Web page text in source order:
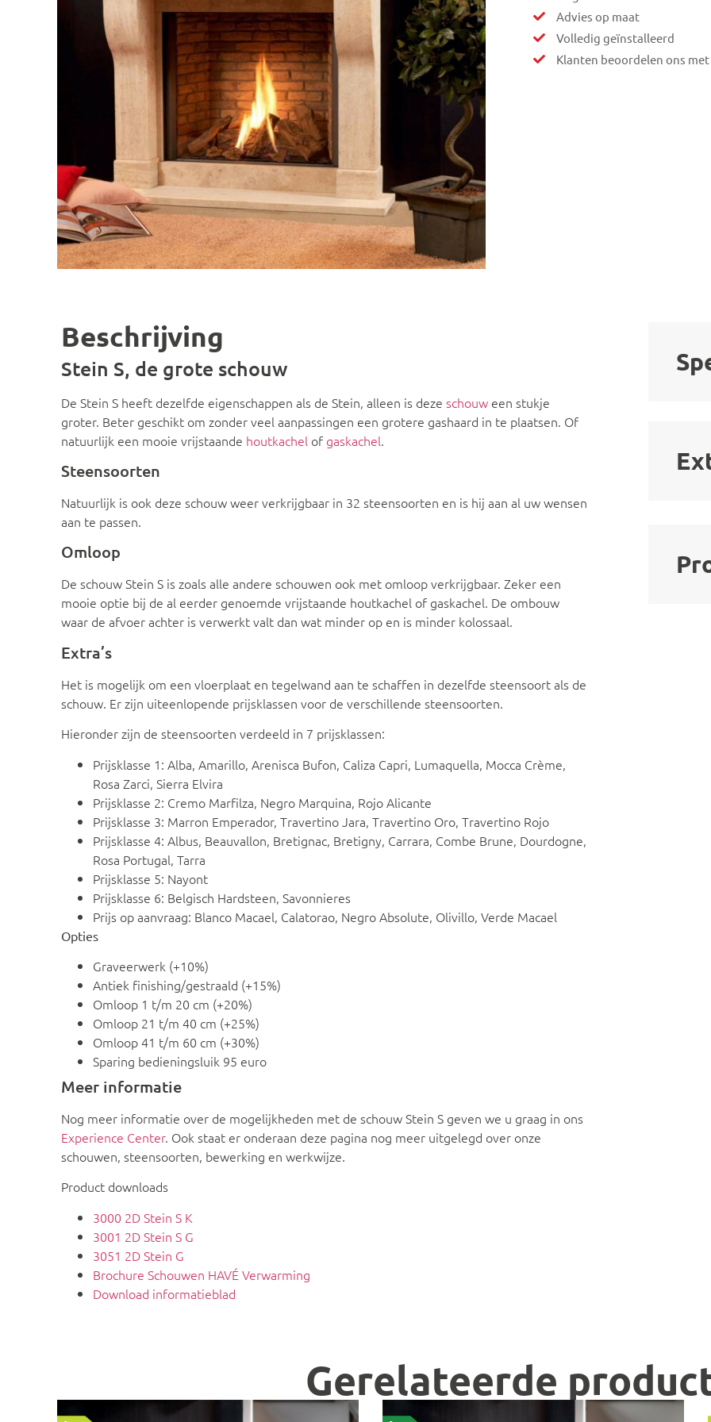
Advies op maat
Volledig geïnstalleerd
Klanten beoordelen ons
Beschrijving
Stein S, de grote schouw
De Stein S heeft dezelfde eigenschappen als de Stein, alleen is deze schouw een stukje
groter. Beter geschikt om zonder veel aanpassingen een grotere gashaard in te plaatsen. Of
natuurlijk een mooie vrijstaande houtkachel of gaskachel.
Steensoorten
Natuurlijk is ook deze schouw weer verkrijgbaar in 32 steensoorten en is hij aan al uw wensen
aan te passen.
Omloop
De schouw Stein S is zoals alle andere schouwen ook met omloop verkrijgbaar. Zeker een
mooie optie bij de al eerder genoemde vrijstaande houtkachel of gaskachel. De ombouw
waar de afvoer achter is verwerkt valt dan wat minder op en is minder kolossaal.
Extra’s
Het is mogelijk om een vloerplaat en tegelwand aan te schaffen in dezelfde steensoort als de
schouw. Er zijn uiteenlopende prijsklassen voor de verschillende steensoorten.
Hieronder zijn de steensoorten verdeeld in 7 prijsklassen:
Prijsklasse 1: Alba, Amarillo, Arenisca Bufon, Caliza Capri, Lumaquella, Mocca Crème,
Rosa Zarci, Sierra Elvira
Prijsklasse 2: Cremo Marfilza, Negro Marquina, Rojo Alicante
Prijsklasse 3: Marron Emperador, Travertino Jara, Travertino Oro, Travertino Rojo
Prijsklasse 4: Albus, Beauvallon, Bretignac, Bretigny, Carrara, Combe Brune, Dourdogne,
Rosa Portugal, Tarra
Prijsklasse 5: Nayont
Prijsklasse 6: Belgisch Hardsteen, Savonnieres
Prijs op aanvraag: Blanco Macael, Calatorao, Negro Absolute, Olivillo, Verde Macael
Opties
Graveerwerk (+10%)
Antiek finishing/gestraald (+15%)
Omloop 1 t/m 20 cm (+20%)
Omloop 21 t/m 40 cm (+25%)
Omloop 41 t/m 60 cm (+30%)
Sparing bedieningsluik 95 euro
Meer informatie
Nog meer informatie over de mogelijkheden met de schouw Stein S geven we u graag in ons
Experience Center. Ook staat er onderaan deze pagina nog meer uitgelegd over onze
schouwen, steensoorten, bewerking en werkwijze.
Product downloads
3000 2D Stein S K
3001 2D Stein S G
3051 2D Stein G
Brochure Schouwen HAVÉ Verwarming
Download informatieblad
Gerelateerde